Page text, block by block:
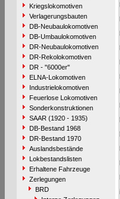
Kriegslokomotiven
Verlagerungsbauten
DB-Neubaulokomotiven
DB-Umbaulokomotiven
DR-Neubaulokomotiven
DR-Rekolokomotiven
DR - "6000er"
ELNA-Lokomotiven
Industrielokomotiven
Feuerlose Lokomotiven
Sonderkonstruktionen
SAAR (1920 - 1935)
DB-Bestand 1968
DR-Bestand 1970
Auslandsbestände
Lokbestandslisten
Erhaltene Fahrzeuge
Zerlegungen
BRD